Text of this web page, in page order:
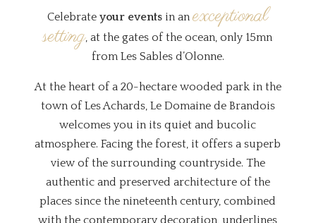
Celebrate your events in an exceptional
setting, at the gates of the ocean, only 15mn
from Les Sables d’Olonne.
At the heart of a 20-hectare wooded park in the
town of Les Achards, Le Domaine de Brandois
welcomes you in its quiet and bucolic
atmosphere. Facing the forest, it offers a superb
view of the surrounding countryside. The
authentic and preserved architecture of the
places since the nineteenth century, combined
with the contemporary decoration, underlines